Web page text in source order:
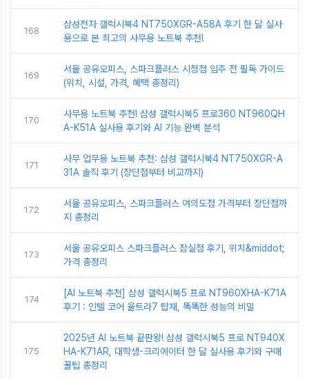
168
삼성전자 갤럭시북4 NT750XGR-A58A 후기 한 달 실사
용으로 본 최고의 사무용 노트북 추천!
169
서울 공유오피스, 스파크플러스 시청점 입주 전 필독 가이드
(위치, 시설, 가격, 혜택 총정리)
170
사무용 노트북 추천! 삼성 갤럭시북5 프로360 NT960QH
A-K51A 실사용 후기와 AI 기능 완벽 분석
171
사무 업무용 노트북 추천: 삼성 갤럭시북4 NT750XGR-A
31A 솔직 후기 (장단점부터 비교까지)
172
서울 공유오피스, 스파크플러스 여의도점 가격부터 장단점까
지 총정리
173
서울 공유오피스 스파크플러스 잠실점 후기, 위치&middot;
가격 총정리
174
[AI 노트북 추천] 삼성 갤럭시북5 프로 NT960XHA-K71A
후기 : 인텔 코어 울트라7 탑재, 똑똑한 성능의 비밀
175
2025년 AI 노트북 끝판왕! 삼성 갤럭시북5 프로 NT940X
HA-K71AR, 대학생-크리에이터 한 달 실사용 후기와 구매
꿀팁 총정리